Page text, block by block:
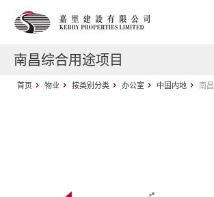
南昌综合用途项目
首页 物业 按类别分类 办公室 中国内地 南